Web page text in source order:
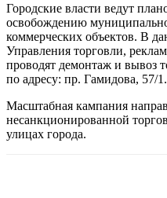
Городские власти ведут
освобождению
коммерческих объектов. В
Управления торговли,
проводят демонтаж и вывоз
по адресу: пр. Гамидова, 57/1.
Масштабная кампания
несанкционированной
улицах города.